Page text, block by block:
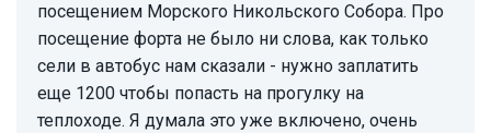
посещением Морского Никольского Собора. Про
посещение форта не было ни слова, как только
сели в автобус нам сказали - нужно заплатить
еще 1200 чтобы попасть на прогулку на
теплоходе. Я думала это уже включено, очень